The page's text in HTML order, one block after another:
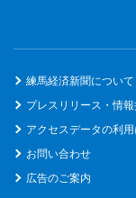
練馬経済新聞について
プレスリリース・情
アクセスデータの利
お問い合わせ
広告のご案内